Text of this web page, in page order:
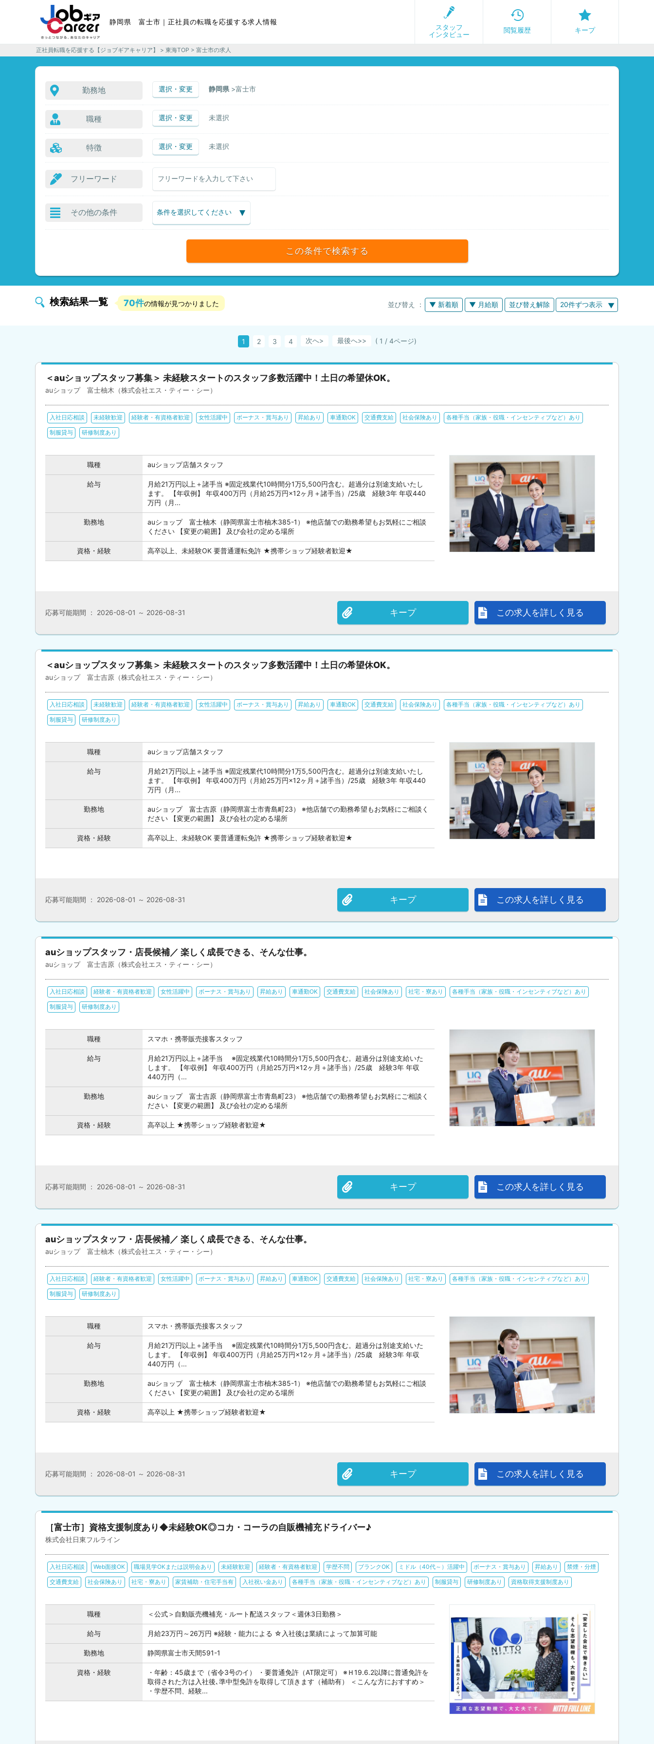
静岡県 富士市｜正社員の転職を応援する求人情報
スタッフ
インタビュー
閲覧履歴 キープ
正社員転職を応援する【ジョブギアキャリア】 > 東海TOP > 富士市の求人
勤務地 選択・変更 静岡県 富士市
職種 選択・変更 未選択
特徴 選択・変更 未選択
フリーワード
その他の条件
この条件で検索する
検索結果一覧 70件の情報が見つかりました 20件ずつ表示
並び替え ： ▼ 新着順 ▼ 月給順 並び替え解除
1 2 3 4 次へ> 最後へ ( 1 / 4ページ)
＜auショップスタッフ募集＞ 未経験スタートのスタッフ多数活躍中！土日の希望休OK。
auショップ 富士柚木（株式会社エス・ティー・シー）
入社日応相談 未経験歓迎 経験者・有資格者歓迎 女性活躍中 ボーナス・賞与あり 昇給あり 車通勤OK 交通費支給 社会保険あり 各種手当（家族・役職・インセンティブなど）あり
制服貸与 研修制度あり
職種 auショップ店舗スタッフ
給与
月給21万円以上＋諸手当 ※固定残業代10時間分1万5,500円含む。超過分は別途支給いたし
ます。 【年収例】 年収400万円（月給25万円×12ヶ月＋諸手当）/25歳 経験3年 年収440
万円（月...
勤務地
auショップ 富士柚木（静岡県富士市柚木385-1） ※他店舗での勤務希望もお気軽にご相談
ください 【変更の範囲】 及び会社の定める場所
資格・経験 高卒以上、未経験OK 要普通運転免許 ★携帯ショップ経験者歓迎★
この求人を詳しく見る
キープ
応募可能期間 ： 2026-08-01 ～ 2026-08-31
＜auショップスタッフ募集＞ 未経験スタートのスタッフ多数活躍中！土日の希望休OK。
auショップ 富士吉原（株式会社エス・ティー・シー）
入社日応相談 未経験歓迎 経験者・有資格者歓迎 女性活躍中 ボーナス・賞与あり 昇給あり 車通勤OK 交通費支給 社会保険あり 各種手当（家族・役職・インセンティブなど）あり
制服貸与 研修制度あり
職種 auショップ店舗スタッフ
給与
月給21万円以上＋諸手当 ※固定残業代10時間分1万5,500円含む。超過分は別途支給いたし
ます。 【年収例】 年収400万円（月給25万円×12ヶ月＋諸手当）/25歳 経験3年 年収440
万円（月...
勤務地
auショップ 富士吉原（静岡県富士市青島町23） ※他店舗での勤務希望もお気軽にご相談く
ださい 【変更の範囲】 及び会社の定める場所
資格・経験 高卒以上、未経験OK 要普通運転免許 ★携帯ショップ経験者歓迎★
この求人を詳しく見る
キープ
応募可能期間 ： 2026-08-01 ～ 2026-08-31
auショップスタッフ・店長候補／ 楽しく成長できる、そんな仕事。
auショップ 富士吉原（株式会社エス・ティー・シー）
入社日応相談 経験者・有資格者歓迎 女性活躍中 ボーナス・賞与あり 昇給あり 車通勤OK 交通費支給 社会保険あり 社宅・寮あり 各種手当（家族・役職・インセンティブなど）あり
制服貸与 研修制度あり
職種 スマホ・携帯販売接客スタッフ
給与
月給21万円以上＋諸手当 ※固定残業代10時間分1万5,500円含む。超過分は別途支給いた
します。 【年収例】 年収400万円（月給25万円×12ヶ月＋諸手当）/25歳 経験3年 年収
440万円（...
勤務地
auショップ 富士吉原（静岡県富士市青島町23） ※他店舗での勤務希望もお気軽にご相談く
ださい 【変更の範囲】 及び会社の定める場所
資格・経験 高卒以上 ★携帯ショップ経験者歓迎★
この求人を詳しく見る
キープ
応募可能期間 ： 2026-08-01 ～ 2026-08-31
auショップスタッフ・店長候補／ 楽しく成長できる、そんな仕事。
auショップ 富士柚木（株式会社エス・ティー・シー）
入社日応相談 経験者・有資格者歓迎 女性活躍中 ボーナス・賞与あり 昇給あり 車通勤OK 交通費支給 社会保険あり 社宅・寮あり 各種手当（家族・役職・インセンティブなど）あり
制服貸与 研修制度あり
職種 スマホ・携帯販売接客スタッフ
給与
月給21万円以上＋諸手当 ※固定残業代10時間分1万5,500円含む。超過分は別途支給いた
します。 【年収例】 年収400万円（月給25万円×12ヶ月＋諸手当）/25歳 経験3年 年収
440万円（...
勤務地
auショップ 富士柚木（静岡県富士市柚木385-1） ※他店舗での勤務希望もお気軽にご相談
ください 【変更の範囲】 及び会社の定める場所
資格・経験 高卒以上 ★携帯ショップ経験者歓迎★
この求人を詳しく見る
キープ
応募可能期間 ： 2026-08-01 ～ 2026-08-31
［富士市］資格支援制度あり◆未経験OK◎コカ・コーラの自販機補充ドライバー♪
株式会社日東フルライン
入社日応相談 Web面接OK 職場見学OKまたは説明会あり 未経験歓迎 経験者・有資格者歓迎 学歴不問 ブランクOK ミドル（40代～）活躍中 ボーナス・賞与あり 昇給あり 禁煙・分煙
交通費支給 社会保険あり 社宅・寮あり 家賃補助・住宅手当有 入社祝い金あり 各種手当（家族・役職・インセンティブなど）あり 制服貸与 研修制度あり 資格取得支援制度あり
職種 ＜公式＞自動販売機補充・ルート配送スタッフ＜週休3日勤務＞
給与 月給23万円～26万円 ※経験・能力による ☆入社後は業績によって加算可能
勤務地 静岡県富士市天間591-1
資格・経験
・年齢：45歳まで（省令3号のイ） ・要普通免許（AT限定可） ※Ｈ19.6.2以降に普通免許を
取得された方は入社後､準中型免許を取得して頂きます（補助有） ＜こんな方におすすめ＞
・学歴不問、経験...